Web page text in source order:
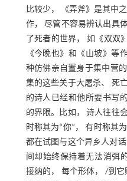
比较少， 《弄斧》是其中
作， 尽管不容易辨认出具
了死者的世界， 如《双双
《今晚也》和《山坡》等
种仿佛亲自置身于集中营
集的这些关于大屠杀、 死
的诗人已经和他所要书写
的界限。比如， 诗人往往
时称其为“你”， 有时称其
都在试图与这个异乡人对
间却始终保持着无法消弭
接纳的， 每个形体， /到